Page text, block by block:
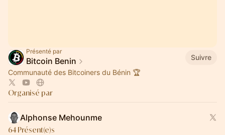
Présenté par
Bitcoin Benin
Suivre
Communauté des Bitcoiners du Bénin 🏆
Organisé par
Alphonse Mehounme
64 Présent(e)s